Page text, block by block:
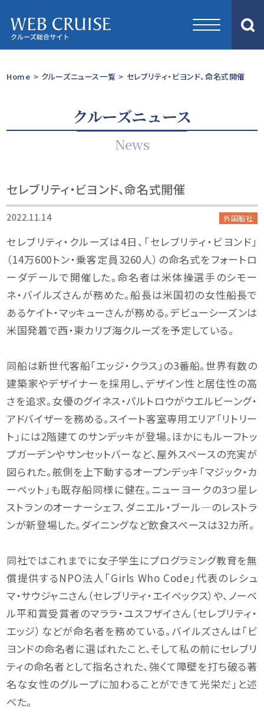
Home > クルーズニュース一覧 > セレブリティ・ビヨンド、命名式開催
クルーズニュース
News
セレブリティ・ビヨンド、命名式開催
2022.11.14 外国船社
セレブリティ・クルーズは4日、「セレブリティ・ビヨンド」
（14万600トン・乗客定員3260人）の命名式をフォートロ
ーダデールで開催した。命名者は米体操選手のシモー
ネ・バイルズさんが務めた。船長は米国初の女性船長で
あるケイト・マッキューさんが務める。デビューシーズンは
米国発着で西・東カリブ海クルーズを予定している。
同船は新世代客船「エッジ・クラス」の3番船。世界有数の
建築家やデザイナーを採用し、デザイン性と居住性の高
さを追求。女優のグイネス・パルトロウがウエルビーング・
アドバイザーを務める。スイート客室専用エリア「リトリー
ト」には2階建てのサンデッキが登場。ほかにもルーフトッ
プガーデンやサンセットバーなど、屋外スペースの充実が
図られた。舷側を上下動するオープンデッキ「マジック・カ
ーペット」も既存船同様に健在。ニューヨークの3つ星レ
ストランのオーナーシェフ、ダニエル・ブール―のレストラ
ンが新登場した。ダイニングなど飲食スペースは32カ所。
同社ではこれまでに女子学生にプログラミング教育を無
償提供するNPO法人「Girls Who Code」代表のレシュ
マ・サウジャニさん（セレブリティ・エイペックス）や、ノーベ
ル平和賞受賞者のマララ・ユスフザイさん（セレブリティ・
エッジ）などが命名者を務めている。バイルズさんは「ビ
ヨンドの命名者に選ばれたこと、そして私の前にセレブリ
ティの命名者として指名された、強くて障壁を打ち破る著
名な女性のグループに加わることができて光栄だ」と述
べた。